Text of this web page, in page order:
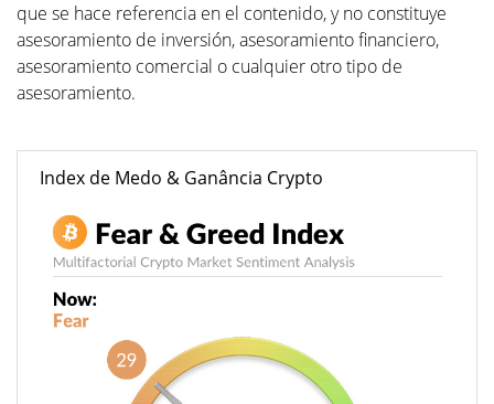
que se hace referencia en el contenido, y no constituye
asesoramiento de inversión, asesoramiento financiero,
asesoramiento comercial o cualquier otro tipo de
asesoramiento.
Index de Medo & Ganância Crypto